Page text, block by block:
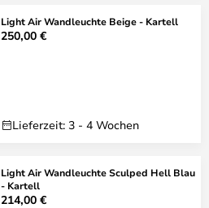
Light Air Wandleuchte Beige - Kartell
250,00 €
Lieferzeit: 3 - 4 Wochen
Light Air Wandleuchte Sculped Hell Blau
- Kartell
214,00 €